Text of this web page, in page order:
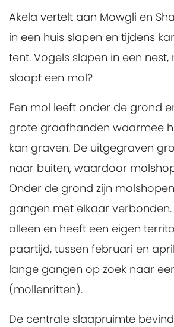
Akela vertelt aan Mowgli en
in een huis slapen en tijdens
tent. Vogels slapen in een
slaapt een mol?
Een mol leeft onder de grond
grote graafhanden waarmee
kan graven. De uitgegraven
naar buiten, waardoor
Onder de grond zijn
gangen met elkaar verbonden.
alleen en heeft een eigen
paartijd, tussen februari en
lange gangen op zoek naar
(mollenritten).
De centrale slaapruimte